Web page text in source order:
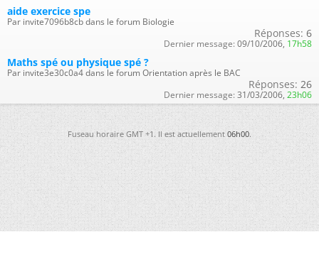
aide exercice spe
Par invite7096b8cb dans le forum Biologie
Réponses: 6
Dernier message: 09/10/2006, 17h58
Maths spé ou physique spé ?
Par invite3e30c0a4 dans le forum Orientation après le BAC
Réponses: 26
Dernier message: 31/03/2006, 23h06
Fuseau horaire GMT +1. Il est actuellement06h00.